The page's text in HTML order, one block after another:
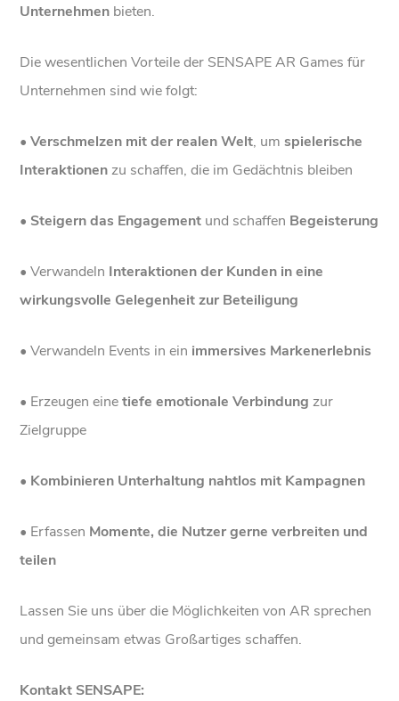
Unternehmen bieten.
Die wesentlichen Vorteile der SENSAPE AR Games für
Unternehmen sind wie folgt:
• Verschmelzen mit der realen Welt, umspielerische
Interaktionenzu schaffen, die im Gedächtnis bleiben
• Steigern das Engagement und schaffen Begeisterung
• Verwandeln Interaktionen der Kunden in eine
wirkungsvolle Gelegenheit zur Beteiligung
• Verwandeln Events in ein immersives Markenerlebnis
• Erzeugen einetiefe emotionale Verbindung zur
Zielgruppe
• Kombinieren Unterhaltung nahtlos mit Kampagnen
• Erfassen Momente, die Nutzer gerne verbreiten und
teilen
Lassen Sie uns über die Möglichkeiten von AR sprechen
und gemeinsam etwas Großartiges schaffen.
Kontakt SENSAPE: